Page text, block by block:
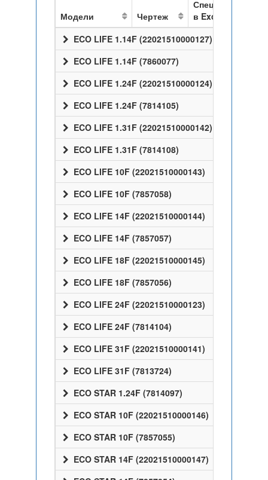
Модели Чертеж
Спецификация
в Excel
ECO LIFE 1.14F (22021510000127)
ECO LIFE 1.14F (7860077)
ECO LIFE 1.24F (22021510000124)
ECO LIFE 1.24F (7814105)
ECO LIFE 1.31F (22021510000142)
ECO LIFE 1.31F (7814108)
ECO LIFE 10F (22021510000143)
ECO LIFE 10F (7857058)
ECO LIFE 14F (22021510000144)
ECO LIFE 14F (7857057)
ECO LIFE 18F (22021510000145)
ECO LIFE 18F (7857056)
ECO LIFE 24F (22021510000123)
ECO LIFE 24F (7814104)
ECO LIFE 31F (22021510000141)
ECO LIFE 31F (7813724)
ECO STAR 1.24F (7814097)
ECO STAR 10F (22021510000146)
ECO STAR 10F (7857055)
ECO STAR 14F (22021510000147)